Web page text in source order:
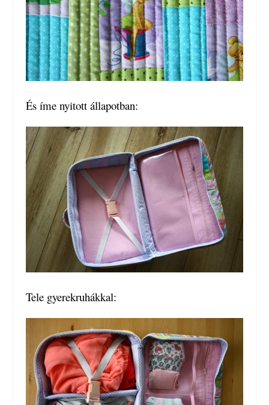
És íme nyitott állapotban:
Tele gyerekruhákkal: